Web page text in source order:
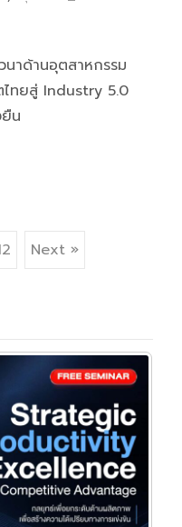
าด้านอุตสาหกรรม
ไทยสู่ Industry 5.0
น
Next »